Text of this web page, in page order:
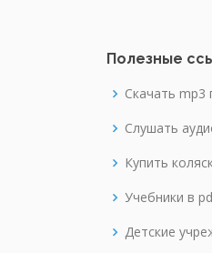
Полезные
Скачать mp3
Слушать
Купить
Учебники в
Детские